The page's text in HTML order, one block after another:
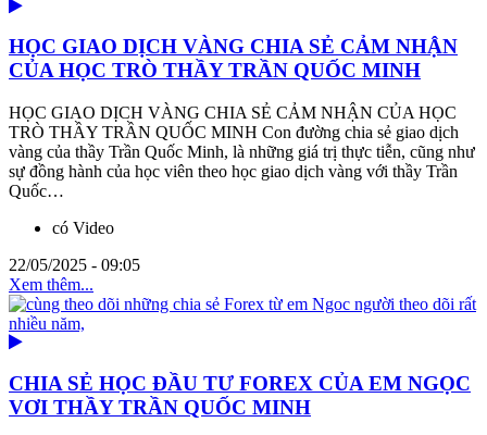
HỌC GIAO DỊCH VÀNG CHIA SẺ CẢM NHẬN
CỦA HỌC TRÒ THẦY TRẦN QUỐC MINH
HỌC GIAO DỊCH VÀNG CHIA SẺ CẢM NHẬN CỦA HỌC
TRÒ THẦY TRẦN QUỐC MINH Con đường chia sẻ giao dịch
vàng của thầy Trần Quốc Minh, là những giá trị thực tiễn, cũng như
sự đồng hành của học viên theo học giao dịch vàng với thầy Trần
Quốc…
có Video
22/05/2025 - 09:05
Xem thêm...
CHIA SẺ HỌC ĐẦU TƯ FOREX CỦA EM NGỌC
VƠI THẦY TRẦN QUỐC MINH